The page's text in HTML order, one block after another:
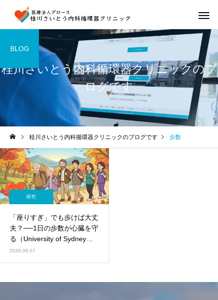
桂川さいとう内科循環器クリニックのブ
ログです
BLOG
桂川さいとう内科循環器クリニックのブログです 歩数
研究
「座りすぎ」でも歩けば大丈
夫？──1日の歩数が心臓を守
る（University of Sydney／
BJSM 2026）
2026.06.07